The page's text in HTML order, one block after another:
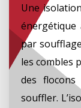
Une
énergétique
par
les combles
des flocons
souffler.